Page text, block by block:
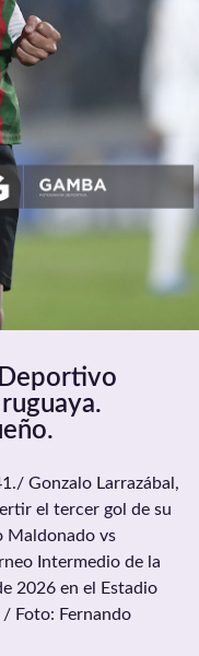
Gonzalo Larrazábal,
el tercer gol de su
Maldonado vs
Intermedio de la
2026 en el Estadio
Foto: Fernando